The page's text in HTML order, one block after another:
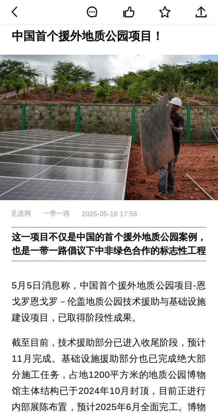
中国首个援外地质公园项目！
见道网 一带一路 2025-05-18 17:56
这一项目不仅是中国的首个援外地质公园案例，
也是一带一路倡议下中非绿色合作的标志性工程
5月5日消息称，中国首个援外地质公园项目-恩
戈罗恩戈罗－伦盖地质公园技术援助与基础设施
建设项目，已取得阶段性成果。
截至目前，技术援助部分已进入收尾阶段，预计
11月完成。基础设施援助部分也已完成绝大部
分施工任务，占地1200平方米的地质公园博物
馆主体结构已于2024年10月封顶，目前正进行
内部展陈布置，预计2025年6月全面完工。博物